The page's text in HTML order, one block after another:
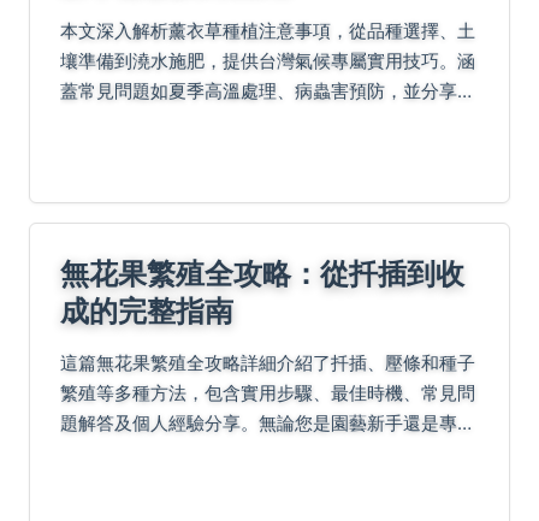
本文深入解析薰衣草種植注意事項，從品種選擇、土
壤準備到澆水施肥，提供台灣氣候專屬實用技巧。涵
蓋常見問題如夏季高溫處理、病蟲害預防，並分享個
無花果繁殖全攻略：從扦插到收
成的完整指南
這篇無花果繁殖全攻略詳細介紹了扦插、壓條和種子
繁殖等多種方法，包含實用步驟、最佳時機、常見問
題解答及個人經驗分享。無論您是園藝新手還是專